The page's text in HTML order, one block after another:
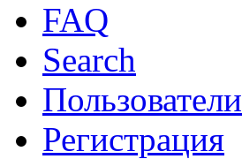
FAQ
Search
Пользователи
Регистрация